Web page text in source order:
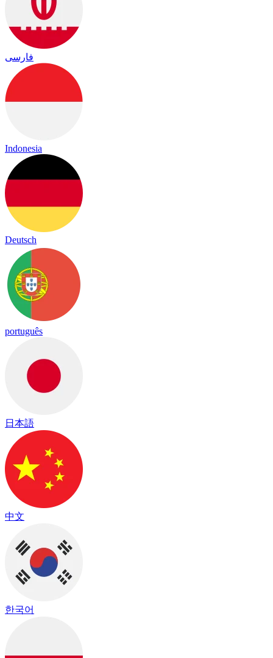
فارسی
Indonesia
Deutsch
português
日本語
中文
한국어